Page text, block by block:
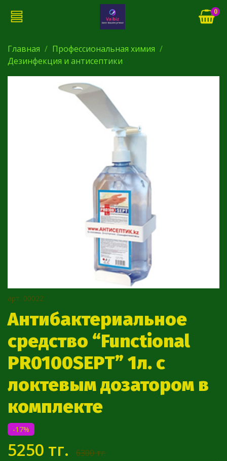
0
Главная
Профессиональная химия
Дезинфекция и антисептики
арт. 00022
Антибактериальное
средство “Functional
PR0100SEPT” 1л. с
локтевым дозатором в
комплекте
-17%
5250 тг.
6300 тг.